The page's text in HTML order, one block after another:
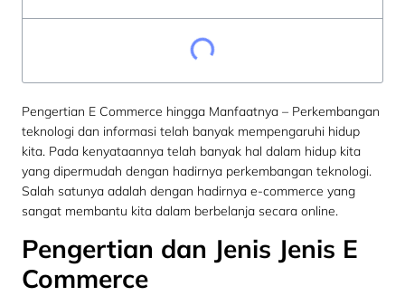
Pengertian E Commerce hingga Manfaatnya – Perkembangan
teknologi dan informasi telah banyak mempengaruhi hidup
kita. Pada kenyataannya telah banyak hal dalam hidup kita
yang dipermudah dengan hadirnya perkembangan teknologi.
Salah satunya adalah dengan hadirnya e-commerce yang
sangat membantu kita dalam berbelanja secara online.
Pengertian dan Jenis Jenis E
Commerce